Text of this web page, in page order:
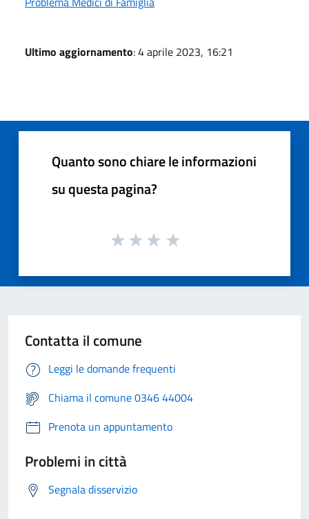
Ultimo aggiornamento: 4 aprile 2023, 16:21
Quanto sono chiare le informazioni
su questa pagina?
Contatta il comune
Leggi le domande frequenti
Chiama il comune 0346 44004
Prenota un appuntamento
Problemi in città
Segnala disservizio